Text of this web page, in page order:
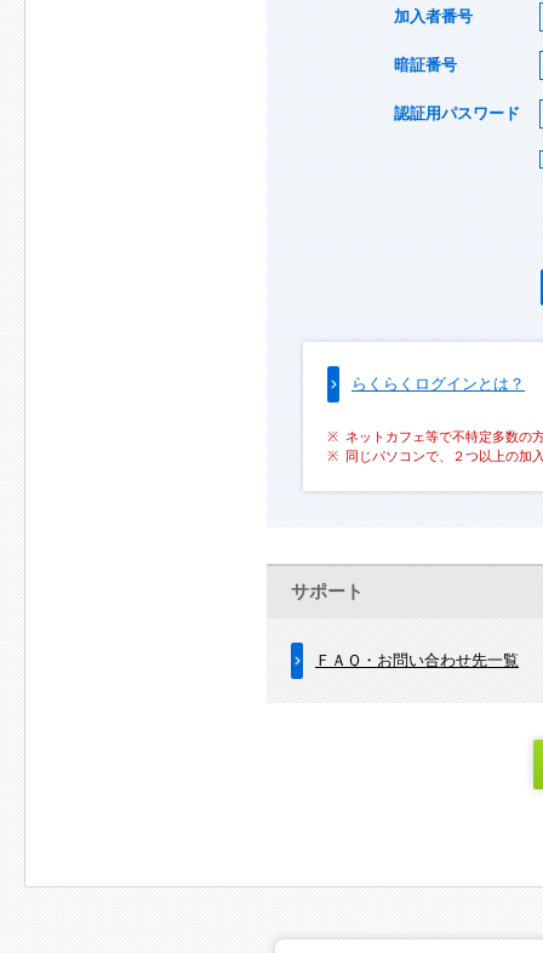
加入者番号
暗証番号
認証用パスワード
らくらくログインとは？
ネットカフェ等で不特定多数の
同じパソコンで、２つ以上の加
サポート
ＦＡＱ・お問い合わせ先一覧